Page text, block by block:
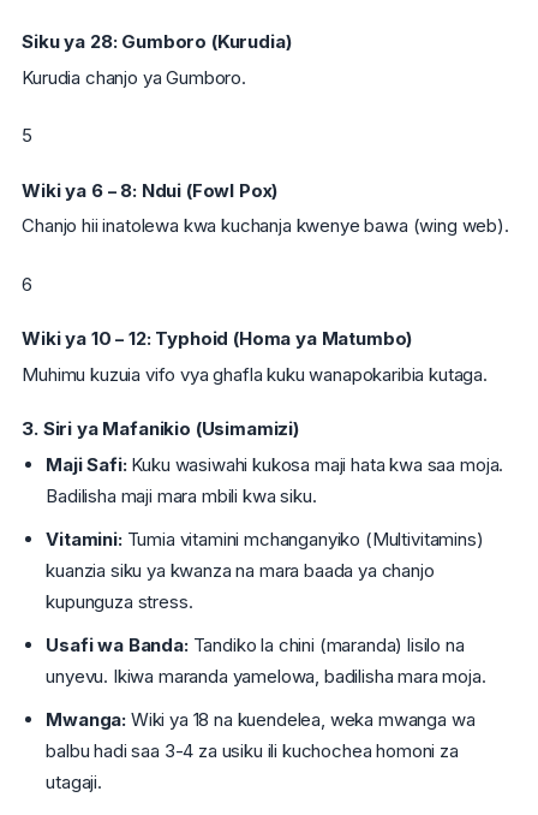
Siku ya 28: Gumboro (Kurudia)
Kurudia chanjo ya Gumboro.
5
Wiki ya 6 – 8: Ndui (Fowl Pox)
Chanjo hii inatolewa kwa kuchanja kwenye bawa (wing web).
6
Wiki ya 10 – 12: Typhoid (Homa ya Matumbo)
Muhimu kuzuia vifo vya ghafla kuku wanapokaribia kutaga.
3. Siri ya Mafanikio (Usimamizi)
Maji Safi:Kuku wasiwahi kukosa maji hata kwa saa moja.
Badilisha maji mara mbili kwa siku.
Vitamini:Tumia vitamini mchanganyiko (Multivitamins)
kuanzia siku ya kwanza na mara baada ya chanjo
kupunguza stress.
Usafi wa Banda:Tandiko la chini (maranda) lisilo na
unyevu. Ikiwa maranda yamelowa, badilisha mara moja.
Mwanga: Wiki ya 18 na kuendelea, weka mwanga wa
balbu hadi saa 3-4 za usiku ili kuchochea homoni za
utagaji.